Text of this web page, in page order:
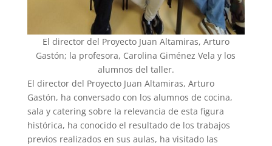
El director del Proyecto Juan Altamiras, Arturo
Gastón; la profesora, Carolina Giménez Vela y los
alumnos del taller.
El director del Proyecto Juan Altamiras, Arturo
Gastón, ha conversado con los alumnos de cocina,
sala y catering sobre la relevancia de esta figura
histórica, ha conocido el resultado de los trabajos
previos realizados en sus aulas, ha visitado las